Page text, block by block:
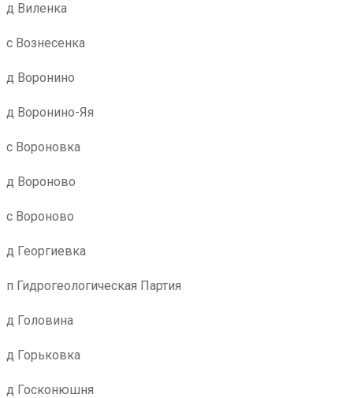
д Виленка
с Вознесенка
д Воронино
д Воронино-Яя
с Вороновка
д Вороново
с Вороново
д Георгиевка
п Гидрогеологическая Партия
д Головина
д Горьковка
д Госконюшня